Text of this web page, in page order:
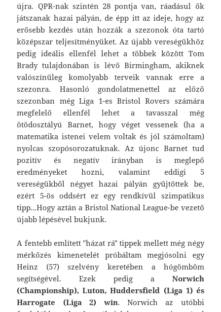
újra. QPR-nak szintén 28 pontja van, ráadásul ők
játszanak hazai pályán, de épp itt az ideje, hogy az
erősebb kezdés után hozzák a szezonok óta tartó
középszar teljesítményüket. Az újabb vereségükhöz
pedig ideális ellenfél lehet a többek között Tom
Brady tulajdonában is lévő Birmingham, akiknek
valószínűleg komolyabb terveik vannak erre a
szezonra. Hasonló gondolatmenettel az előző
szezonban még Liga 1-es Bristol Rovers számára
megfelelő ellenfél lehet a tavasszal még
ötödosztályú Barnet, hogy véget vessenek (ha a
matematika istenei velem voltak és jól számoltam)
nyolcas szopósorozatuknak. Az újonc Barnet tud
pozitív és negatív irányban is meglepő
eredményeket hozni, valamint eddigi 5
vereségükből négyet hazai pályán gyűjtöttek be,
ezért 5-ös oddsért ez egy rendkívül szimpatikus
tipp...Hogy aztán a Bristol National League-be vezető
újabb lépésével bukjunk.
A fentebb említett "házat rá" tippek mellett még négy
mérkőzés kimenetelét próbáltam megjósolni egy
Heinz (57) szelvény keretében a hógömböm
segítségével. Ezek pedig a Norwich
(Championship), Luton, Huddersfield (Liga 1) és
Harrogate (Liga 2) win. Norwich az utóbbi